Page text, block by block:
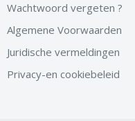
Wachtwoord vergeten ?
Algemene Voorwaarden
Juridische vermeldingen
Privacy-en cookiebeleid